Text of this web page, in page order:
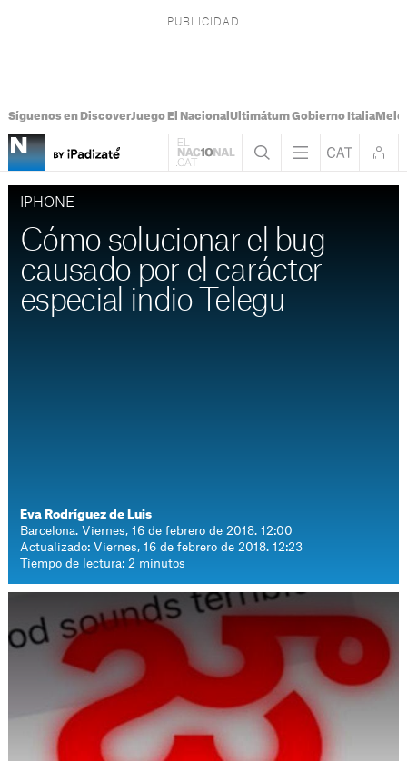
Síguenos en DiscoverJuego El Nacional Ultimátum Gobierno Italia
IPHONE
Cómo solucionar el bug
causado por el carácter
especial indio Telegu
Eva Rodríguez de Luis
Barcelona. Viernes, 16 de febrero de 2018. 12:00
Actualizado: Viernes, 16 de febrero de 2018. 12:23
Tiempo de lectura: 2 minutos